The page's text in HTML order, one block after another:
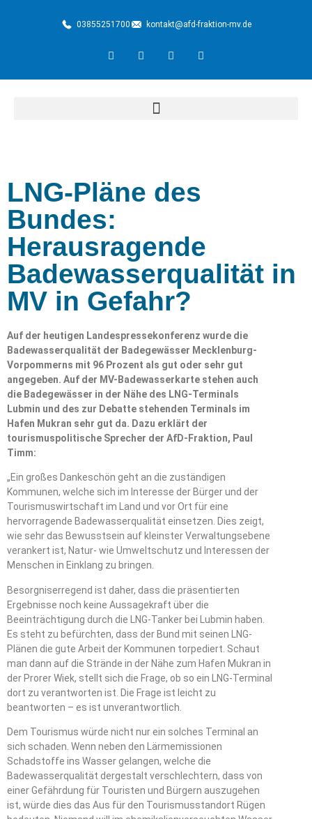
03855251700 kontakt@afd-fraktion-mv.de
LNG-Pläne des
Bundes:
Herausragende
Badewasserqualität in
MV in Gefahr?
Auf der heutigen Landespressekonferenz wurde die
Badewasserqualität der Badegewässer Mecklenburg-
Vorpommerns mit 96 Prozent als gut oder sehr gut
angegeben. Auf der MV-Badewasserkarte stehen auch
die Badegewässer in der Nähe des LNG-Terminals
Lubmin und des zur Debatte stehenden Terminals im
Hafen Mukran sehr gut da. Dazu erklärt der
tourismuspolitische Sprecher der AfD-Fraktion, Paul
Timm:
„Ein großes Dankeschön geht an die zuständigen
Kommunen, welche sich im Interesse der Bürger und der
Tourismuswirtschaft im Land und vor Ort für eine
hervorragende Badewasserqualität einsetzen. Dies zeigt,
wie sehr das Bewusstsein auf kleinster Verwaltungsebene
verankert ist, Natur- wie Umweltschutz und Interessen der
Menschen in Einklang zu bringen.
Besorgniserregend ist daher, dass die präsentierten
Ergebnisse noch keine Aussagekraft über die
Beeinträchtigung durch die LNG-Tanker bei Lubmin haben.
Es steht zu befürchten, dass der Bund mit seinen LNG-
Plänen die gute Arbeit der Kommunen torpediert. Schaut
man dann auf die Strände in der Nähe zum Hafen Mukran in
der Prorer Wiek, stellt sich die Frage, ob so ein LNG-Terminal
dort zu verantworten ist. Die Frage ist leicht zu
beantworten – es ist unverantwortlich.
Dem Tourismus würde nicht nur ein solches Terminal an
sich schaden. Wenn neben den Lärmemissionen
Schadstoffe ins Wasser gelangen, welche die
Badewasserqualität dergestalt verschlechtern, dass von
einer Gefährdung für Touristen und Bürgern auszugehen
ist, würde dies das Aus für den Tourismusstandort Rügen